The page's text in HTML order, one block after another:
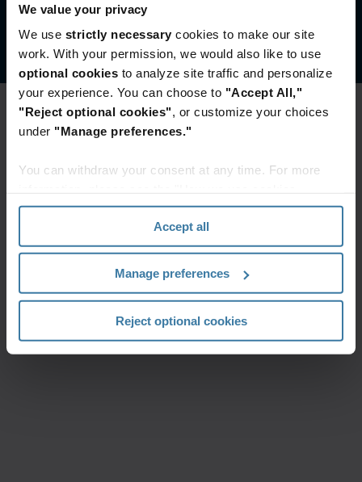
We value your privacy
We use strictly necessary cookies to make our site
work. With your permission, we would also like to use
optional cookies to analyze site traffic and personalize
your experience. You can choose to "Accept All,"
"Reject optional cookies", or customize your choices
under "Manage preferences."
You can withdraw your consent at any time. For more
section" of ourPrivacy Policy.
Accept all
Manage preferences
Reject optional cookies
Asia-Pacific and India
Latin America
Middle East North Africa And Turkey
North America
Adatvédelmi beállítások kezelése
©2026 Iron Mountain, Inc.